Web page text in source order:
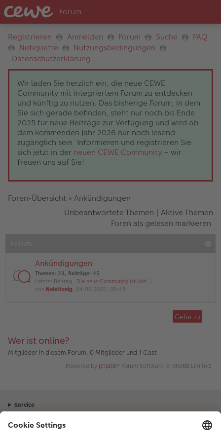
Registrieren Anmelden Forum Suche
FAQ
Netiquette
Nutzungsbedingungen
Datenschutzerklärung
Wir laden Sie herzlich ein, die neue CEWE
Community mit integriertem Forum zu entdecken
und künftig zu nutzen. Das bisherige Forum, in dem
Sie sich gerade befinden, steht nur noch bis Ende
2025 für neue Beiträge zur Verfügung und wird ab
dem kommenden Jahr 2026 nur noch lesend
zugänglich sein. Informieren und registrieren Sie
sich jetzt in der neuen CEWE Community – wir
freuen uns auf Sie!
Foren-Übersicht » Ankündigungen
Unbeantwortete Themen | Aktive Themen
Foren als gelesen markieren
Ankündigungen
Themen: 23, Beiträge: 45
Letzter Beitrag: Die neue Community ist live!
von NeleHonig, 04.09.2025, 08:43
Gehe zu
Wer ist online?
Mitglieder in diesem Forum: 0 Mitglieder und 1 Gast
Powered by phpBB® Forum Software © phpBB Limited
Service